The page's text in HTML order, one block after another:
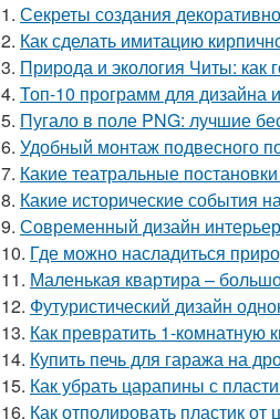
1. Секреты создания
2. Как сделать имитацию
3. Природа и экология Читы: как
4. Топ-10 программ для дизайна
5. Пугало в поле PNG: лучшие
6. Удобный монтаж подвесного
7. Какие театральные
8. Какие исторические события
9. Современный дизайн
10. Где можно насладиться
11. Маленькая квартира –
12. Футуристический дизайн
13. Как превратить 1-комнатную
14. Купить печь для гаража на
15. Как убрать царапины с
16. Как отполировать пластик